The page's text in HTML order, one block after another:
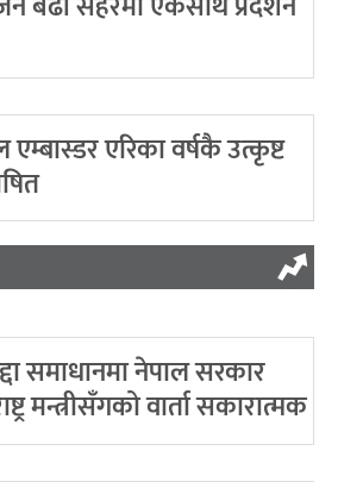
एरिका वर्षकै उत्कृष्ट
समाधानमा नेपाल सरकार
मन्त्रीसँगको वार्ता सकारात्मक